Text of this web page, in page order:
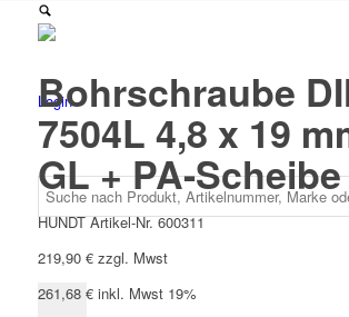
Login
Bohrschraube
7504L 4,8 x 19
GL + PA-Scheibe
HUNDT Artikel-Nr. 600311
219,90 €zzgl. Mwst
261,68 €inkl. Mwst 19%